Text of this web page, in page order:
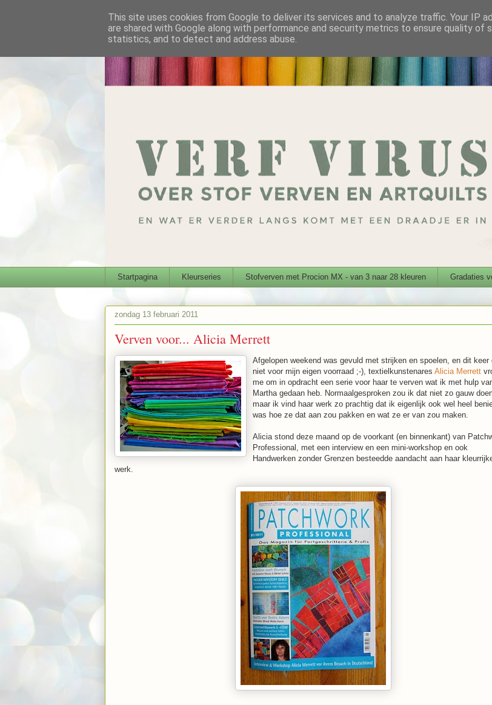
Startpagina Kleurseries Stofverven met Procion MX - van 3 naar 28 kleuren Gradaties
zondag 13 februari 2011
Verven voor... Alicia Merrett
Afgelopen weekend was gevuld met strijken en spoelen, en dit keer
niet voor mijn eigen voorraad ;-), textielkunstenares Alicia Merrett
me om in opdracht een serie voor haar te verven wat ik met hulp
Martha gedaan heb. Normaalgesproken zou ik dat niet zo gauw
maar ik vind haar werk zo prachtig dat ik eigenlijk ook wel heel
was hoe ze dat aan zou pakken en wat ze er van zou maken.
Alicia stond deze maand op de voorkant (en binnenkant) van
Professional, met een interview en een mini-workshop en ook
Handwerken zonder Grenzen besteedde aandacht aan haar
werk.
This site uses cookies from Google to deliver its services and to analyze traffic. Your IP
are shared with Google along with performance and security metrics to ensure quality of
statistics, and to detect and address abuse.